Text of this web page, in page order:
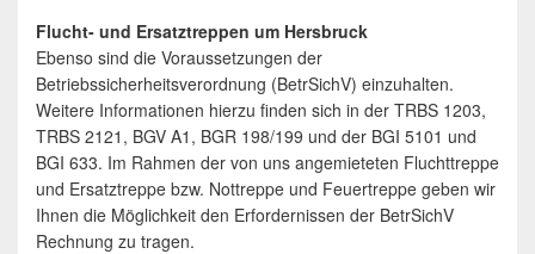
Flucht- und Ersatztreppen um Hersbruck
Ebenso sind die Voraussetzungen der
Betriebssicherheitsverordnung (BetrSichV) einzuhalten.
Weitere Informationen hierzu finden sich in der TRBS 1203,
TRBS 2121, BGV A1, BGR 198/199 und der BGI 5101 und
BGI 633. Im Rahmen der von uns angemieteten Fluchttreppe
und Ersatztreppe bzw. Nottreppe und Feuertreppe geben wir
Ihnen die Möglichkeit den Erfordernissen der BetrSichV
Rechnung zu tragen.